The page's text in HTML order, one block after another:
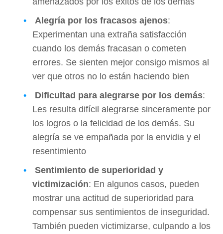
Alegría por los fracasos ajenos:
Experimentan una extraña satisfacción
cuando los demás fracasan o cometen
errores. Se sienten mejor consigo mismos al
ver que otros no lo están haciendo bien
Dificultad para alegrarse por los demás:
Les resulta difícil alegrarse sinceramente por
los logros o la felicidad de los demás. Su
alegría se ve empañada por la envidia y el
resentimiento
Sentimiento de superioridad y
victimización: En algunos casos, pueden
mostrar una actitud de superioridad para
compensar sus sentimientos de inseguridad.
También pueden victimizarse, culpando a los